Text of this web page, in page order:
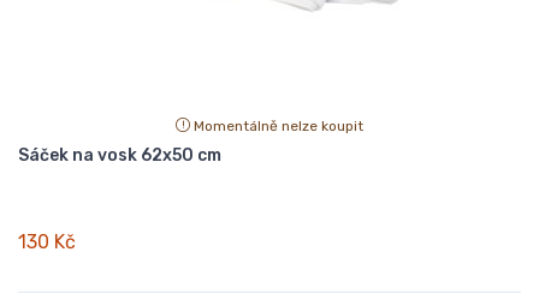
Momentálně nelze koupit
Sáček na vosk 62x50 cm
130 Kč